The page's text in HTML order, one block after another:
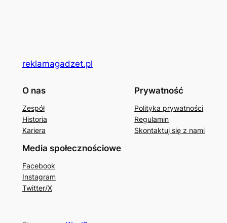
reklamagadzet.pl
O nas
Zespół
Historia
Kariera
Prywatność
Polityka prywatności
Regulamin
Skontaktuj się z nami
Media społecznościowe
Facebook
Instagram
Twitter/X